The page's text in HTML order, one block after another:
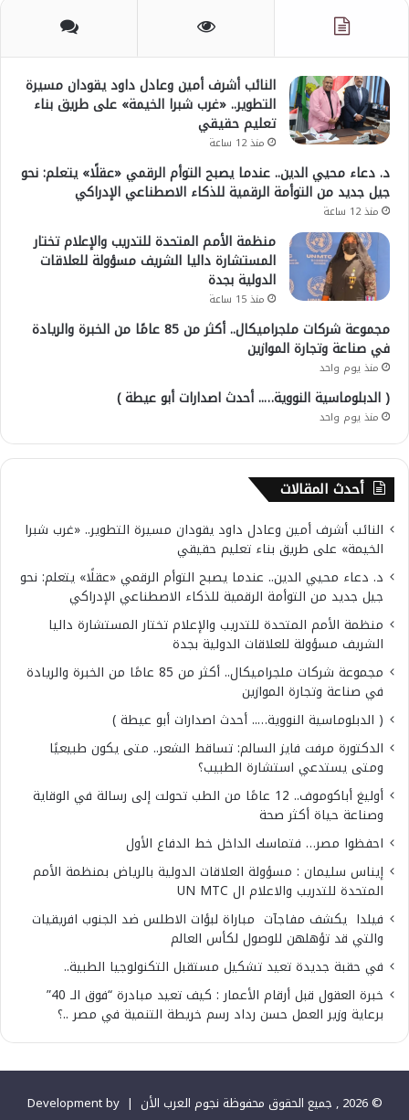
النائب أشرف أمين وعادل داود يقودان مسيرة
التطوير.. «غرب شبرا الخيمة» على طريق بناء
تعليم حقيقي
منذ 12 ساعة
د. دعاء محيي الدين.. عندما يصبح التوأم الرقمي «عقلًا» يتعلم: نحو
جيل جديد من التوأمة الرقمية للذكاء الاصطناعي الإدراكي
منذ 12 ساعة
منظمة الأمم المتحدة للتدريب والإعلام تختار
المستشارة داليا الشريف مسؤولة للعلاقات
الدولية بجدة
منذ 15 ساعة
مجموعة شركات ملجراميكال.. أكثر من 85 عامًا من الخبرة والريادة
في صناعة وتجارة الموازين
منذ يوم واحد
( الدبلوماسية النووية….. أحدث اصدارات أبو عيطة )
منذ يوم واحد
أحدث المقالات
النائب أشرف أمين وعادل داود يقودان مسيرة التطوير.. «غرب شبرا
الخيمة» على طريق بناء تعليم حقيقي
د. دعاء محيي الدين.. عندما يصبح التوأم الرقمي «عقلًا» يتعلم: نحو
جيل جديد من التوأمة الرقمية للذكاء الاصطناعي الإدراكي
منظمة الأمم المتحدة للتدريب والإعلام تختار المستشارة داليا
الشريف مسؤولة للعلاقات الدولية بجدة
مجموعة شركات ملجراميكال.. أكثر من 85 عامًا من الخبرة والريادة
في صناعة وتجارة الموازين
( الدبلوماسية النووية….. أحدث اصدارات أبو عيطة )
الدكتورة مرفت فايز السالم: تساقط الشعر.. متى يكون طبيعيًا
ومتى يستدعي استشارة الطبيب؟
أوليغ أباكوموف.. 12 عامًا من الطب تحولت إلى رسالة في الوقاية
وصناعة حياة أكثر صحة
احفظوا مصر… فتماسك الداخل خط الدفاع الأول
إيناس سليمان : مسؤولة العلاقات الدولية بالرياض بمنظمة الأمم
المتحدة للتدريب والاعلام ال UN MTC
فيلدا يكشف مفاجآت مباراة لبؤات الاطلس ضد الجنوب افريقيات
والتي قد تؤهلهن للوصول لكأس العالم
في حقبة جديدة تعيد تشكيل مستقبل التكنولوجيا الطبية..
خبرة العقول قبل أرقام الأعمار : كيف تعيد مبادرة “فوق الـ 40”
برعاية وزير العمل حسن رداد رسم خريطة التنمية في مصر ..؟
© 2026 , جميع الحقوق محفوظة نجوم العرب الأن | Development by